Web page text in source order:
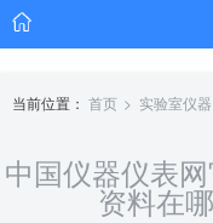
当前位置： 首页 实验室仪器
中国仪器仪表
资料在